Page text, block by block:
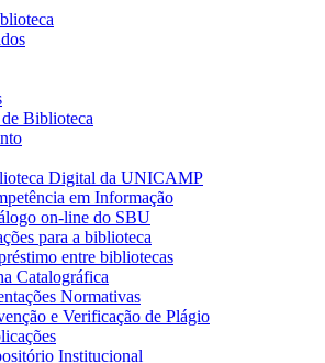
Biblioteca
Digital da UNICAMP
em Informação
on-line do SBU
para a biblioteca
entre bibliotecas
Catalográfica
Normativas
e Verificação de Plágio
Institucional